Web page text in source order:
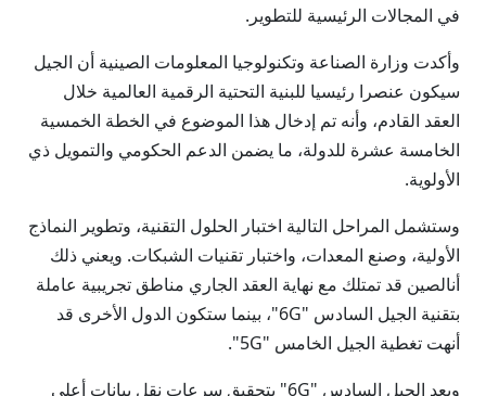
في المجالات الرئيسية للتطوير.
وأكدت وزارة الصناعة وتكنولوجيا المعلومات الصينية أن الجيل
سيكون عنصرا رئيسيا للبنية التحتية الرقمية العالمية خلال
العقد القادم، وأنه تم إدخال هذا الموضوع في الخطة الخمسية
الخامسة عشرة للدولة، ما يضمن الدعم الحكومي والتمويل ذي
الأولوية.
وستشمل المراحل التالية اختبار الحلول التقنية، وتطوير النماذج
الأولية، وصنع المعدات، واختبار تقنيات الشبكات. ويعني ذلك
أنالصين قد تمتلك مع نهاية العقد الجاري مناطق تجريبية عاملة
بتقنية الجيل السادس "6G"، بينما ستكون الدول الأخرى قد
أنهت تغطية الجيل الخامس "5G".
ويعد الجيل السادس "6G" بتحقيق سرعات نقل بيانات أعلى